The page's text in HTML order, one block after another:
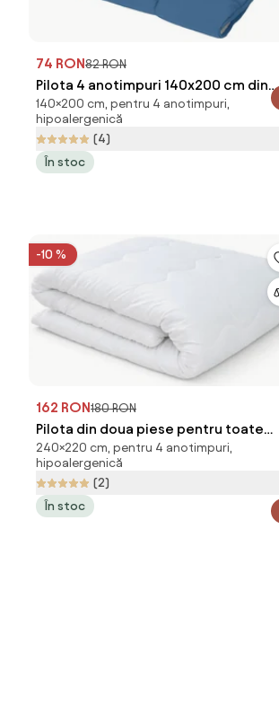
74 RON82 RON
Pilota 4 anotimpuri 140x200 cm din
fibra goala, albastra
140×200 cm, pentru 4 anotimpuri,
hipoalergenică
(4)
În stoc
-10 %
162 RON180 RON
Pilota din doua piese pentru toate
anotimpurile 240x220 cm ALL
240×220 cm, pentru 4 anotimpuri,
hipoalergenică
(2)
În stoc